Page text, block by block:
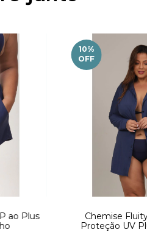
ao Plus
10%
OFF
Chemise
Proteção UV